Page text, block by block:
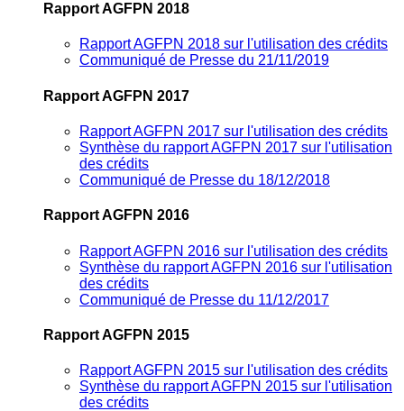
Rapport AGFPN 2018
Rapport AGFPN 2018 sur l'utilisation des crédits
Communiqué de Presse du 21/11/2019
Rapport AGFPN 2017
Rapport AGFPN 2017 sur l'utilisation des crédits
Synthèse du rapport AGFPN 2017 sur l'utilisation
des crédits
Communiqué de Presse du 18/12/2018
Rapport AGFPN 2016
Rapport AGFPN 2016 sur l'utilisation des crédits
Synthèse du rapport AGFPN 2016 sur l'utilisation
des crédits
Communiqué de Presse du 11/12/2017
Rapport AGFPN 2015
Rapport AGFPN 2015 sur l'utilisation des crédits
Synthèse du rapport AGFPN 2015 sur l'utilisation
des crédits